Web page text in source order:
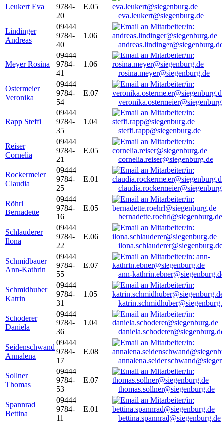
Leukert Eva
9784-
20
E.05
eva.leukert@siegenburg.de
Lindinger
Andreas
09444
9784-
40
1.06
Meyer Rosina
09444
9784-
41
1.06
rosina.meyer@siegenburg.de
Ostermeier
Veronika
09444
9784-
54
E.07
Rapp Steffi
09444
9784-
35
1.04
steffi.rapp@siegenburg.de
Reiser
Cornelia
09444
9784-
21
E.05
cornelia.reiser@siegenburg.de
Rockermeier
Claudia
09444
9784-
25
E.01
Röhrl
Bernadette
09444
9784-
16
E.05
bernadette.roehrl@siegenburg.de
Schlauderer
Ilona
09444
9784-
22
E.06
ilona.schlauderer@siegenburg.de
Schmidbauer
Ann-Kathrin
09444
9784-
55
E.07
ann-
Schmidhuber
Katrin
09444
9784-
31
1.05
Schoderer
Daniela
09444
9784-
36
1.04
Seidenschwand
Annalena
09444
9784-
17
E.08
Sollner
Thomas
09444
9784-
53
E.07
thomas.sollner@siegenburg.de
Spannrad
Bettina
09444
9784-
11
E.01
bettina.spannrad@siegenburg.de